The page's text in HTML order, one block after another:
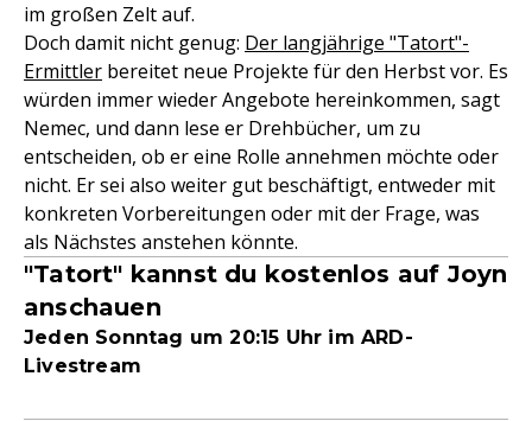
im großen Zelt auf.
Doch damit nicht genug: Der langjährige "Tatort"-
Ermittler bereitet neue Projekte für den Herbst vor. Es
würden immer wieder Angebote hereinkommen, sagt
Nemec, und dann lese er Drehbücher, um zu
entscheiden, ob er eine Rolle annehmen möchte oder
nicht. Er sei also weiter gut beschäftigt, entweder mit
konkreten Vorbereitungen oder mit der Frage, was
als Nächstes anstehen könnte.
"Tatort" kannst du kostenlos auf Joyn
anschauen
Jeden Sonntag um 20:15 Uhr im ARD-
Livestream